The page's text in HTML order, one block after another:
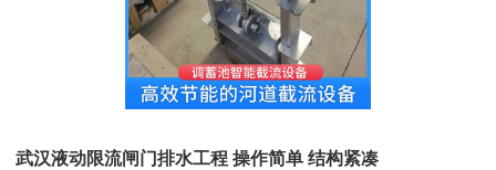
武汉液动限流闸门排水工程 操作简单 结构紧凑